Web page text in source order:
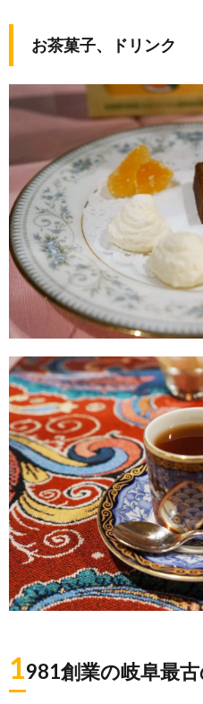
お茶菓子、ドリンク
1981創業の岐阜最